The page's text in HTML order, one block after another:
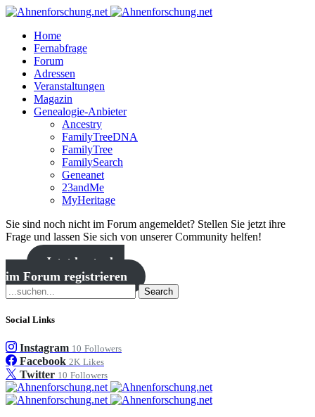
Home
Fernabfrage
Forum
Adressen
Veranstaltungen
Magazin
Genealogie-Anbieter
Ancestry
FamilyTreeDNA
FamilyTree
FamilySearch
Geneanet
23andMe
MyHeritage
Sie sind noch nicht im Forum angemeldet? Stellen Sie jetzt ihre
Frage und lassen Sie sich von unserer Community helfen!
Jetzt kostenlos
im Forum registrieren
Search
Social Links
Instagram 10 Followers
Facebook 2K Likes
Twitter 10 Followers